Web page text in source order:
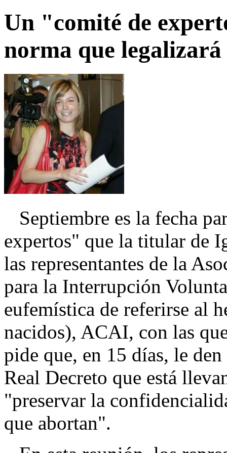
Un "comité de
norma que
Septiembre es la fecha
expertos" que la titular de
las representantes de la
para la Interrupción
eufemística de referirse al
nacidos), ACAI, con las
pide que, en 15 días, le
Real Decreto que está
"preservar la
que abortan".